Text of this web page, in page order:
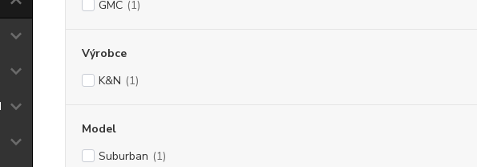
GMC (1)
Výrobce
K&N (1)
Model
Suburban (1)